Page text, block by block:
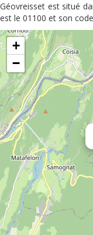
Géovreisset est situé
est le 01100 et son
+
−